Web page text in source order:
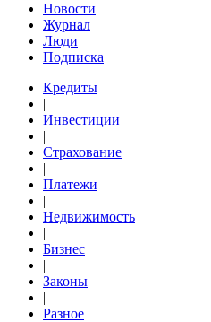
Новости
Журнал
Люди
Подписка
Кредиты
|
Инвестиции
|
Страхование
|
Платежи
|
Недвижимость
|
Бизнес
|
Законы
|
Разное